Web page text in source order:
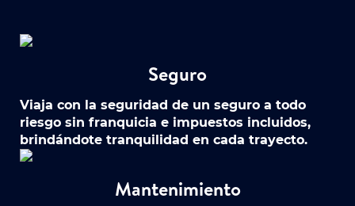
Seguro
Viaja con la seguridad de un seguro a todo
riesgo sin franquicia e impuestos incluidos,
brindándote tranquilidad en cada trayecto.
Mantenimiento